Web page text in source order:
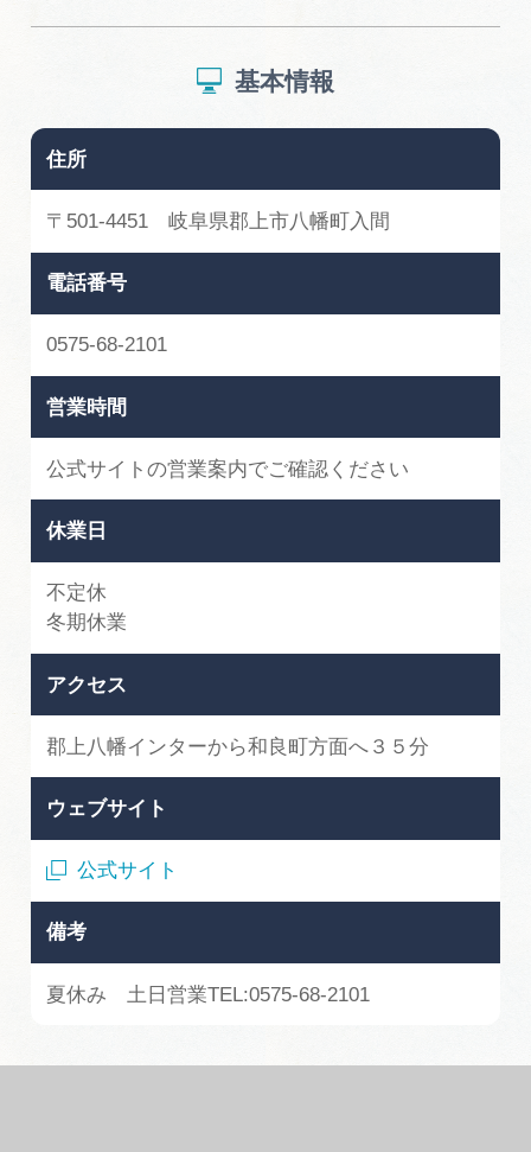
基本情報
住所
〒501-4451 岐阜県郡上市八幡町入間
電話番号
0575-68-2101
営業時間
公式サイトの営業案内でご確認ください
休業日
不定休
冬期休業
アクセス
郡上八幡インターから和良町方面へ３５分
ウェブサイト
公式サイト
備考
夏休み 土日営業TEL:0575-68-2101